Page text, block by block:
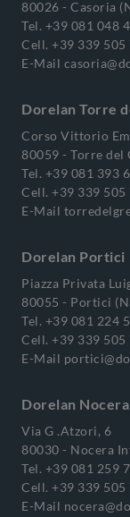
80026 - Casoria
Tel. +39 081 048
Cell. +39 339 505
E-Mail
Dorelan Torre
Corso Vittorio
80059 - Torre del
Tel. +39 081 393
Cell. +39 339 505
E-Mail
Dorelan Portici
Piazza Privata
80055 - Portici
Tel. +39 081 224
Cell. +39 339 505
E-Mail
Dorelan Nocera
Via G .Atzori, 6
80030 - Nocera
Tel. +39 081 259
Cell. +39 339 505
E-Mail